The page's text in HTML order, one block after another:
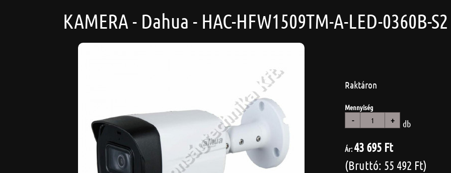
KAMERA - Dahua - HAC-HFW1509TM-A-LED-0360B-S2
Raktáron
Mennyiség
- + db
Ár: 43 695 Ft
(Bruttó: 55 492 Ft)